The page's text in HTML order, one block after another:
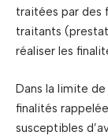
traitées par des
traitants
réaliser les
Dans la limite
finalités
susceptibles